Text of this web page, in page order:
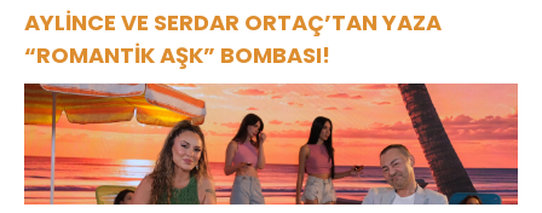
AYLİNCE VE SERDAR ORTAÇ’TAN YAZA
“ROMANTİK AŞK” BOMBASI!